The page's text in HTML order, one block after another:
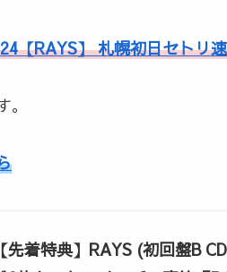
【RAYS】 札幌初日セトリ
【先着特典】RAYS (初回盤B